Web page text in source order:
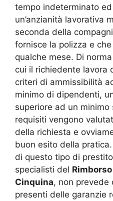
tempo indeterminato
un’anzianità lavorativa
seconda della
fornisce la polizza e
qualche mese. Di
cui il richiedente lavora
criteri di ammissibilità
minimo di dipendenti,
superiore ad un
requisiti vengono
della richiesta e
buon esito della
di questo tipo di
specialisti del
Cinquina, non prevede
presenti delle garanzie